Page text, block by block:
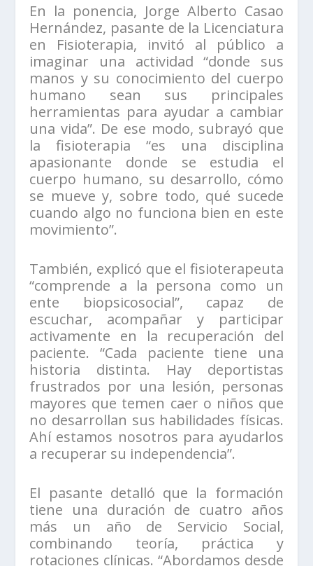
En la ponencia, Jorge Alberto Casao
Hernández, pasante de la Licenciatura
en Fisioterapia, invitó al público a
imaginar una actividad “donde sus
manos y su conocimiento del cuerpo
humano sean sus principales
herramientas para ayudar a cambiar
una vida”. De ese modo, subrayó que
la fisioterapia “es una disciplina
apasionante donde se estudia el
cuerpo humano, su desarrollo, cómo
se mueve y, sobre todo, qué sucede
cuando algo no funciona bien en este
movimiento”.
También, explicó que el fisioterapeuta
“comprende a la persona como un
ente biopsicosocial”, capaz de
escuchar, acompañar y participar
activamente en la recuperación del
paciente. “Cada paciente tiene una
historia distinta. Hay deportistas
frustrados por una lesión, personas
mayores que temen caer o niños que
no desarrollan sus habilidades físicas.
Ahí estamos nosotros para ayudarlos
a recuperar su independencia”.
El pasante detalló que la formación
tiene una duración de cuatro años
más un año de Servicio Social,
combinando teoría, práctica y
rotaciones clínicas. “Abordamos desde